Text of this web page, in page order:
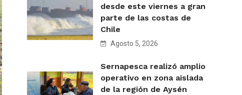
desde este viernes a gran
parte de las costas de
Chile
Agosto 5, 2026
Sernapesca realizó amplio
operativo en zona aislada
de la región de Aysén